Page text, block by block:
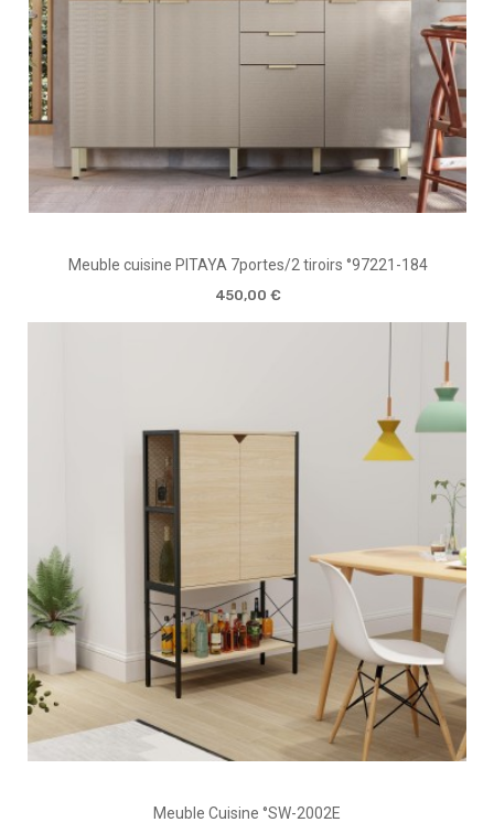
Meuble cuisine PITAYA 7portes/2 tiroirs °97221-184
450,00 €
Meuble Cuisine °SW-2002E